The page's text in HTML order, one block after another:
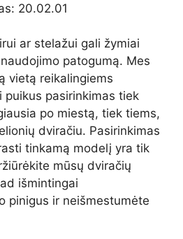
20.02.01
ar stelažui gali žymiai
patogumą. Mes
vietą reikalingiems
puikus pasirinkimas tiek
po miestą, tiek tiems,
dviračiu. Pasirinkimas
tinkamą modelį yra tik
mūsų dviračių
išmintingai
pinigus ir neišmestumėte